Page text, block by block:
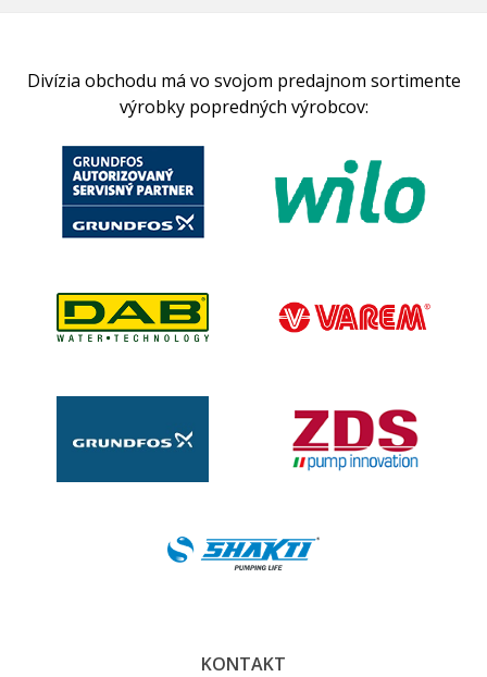
Divízia obchodu má vo svojom predajnom sortimente
výrobky popredných výrobcov:
KONTAKT